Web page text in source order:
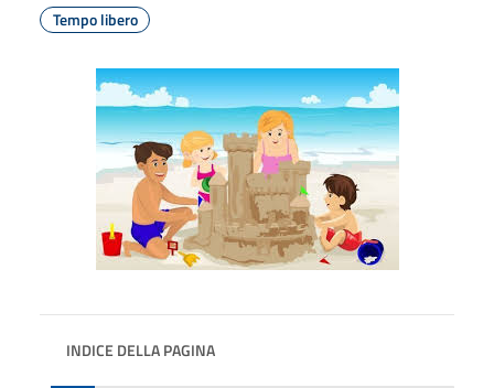
Tempo libero
INDICE DELLA PAGINA